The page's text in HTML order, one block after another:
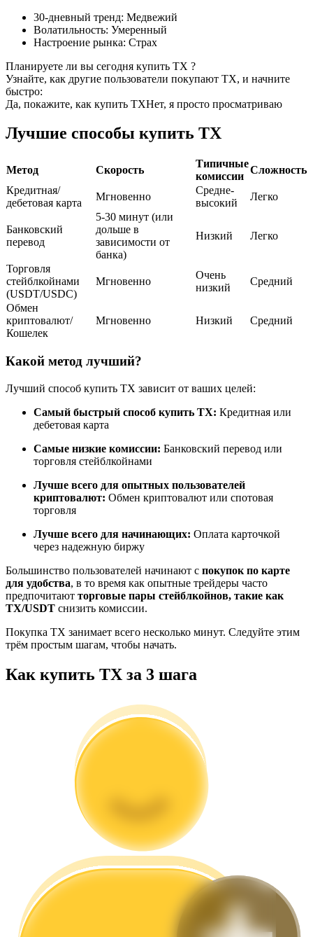
USDC фьючерсы
Фьючерсы с использованием USDC в качестве
обеспечения
Копирование торговли
Присоединяйтесь к лучшим трейдерам
Станьте копи-трейдером
Наслаждайтесь распределением прибыли и комиссиями
за копи-трейдинг
Информация
Анализ больших данных, включая торговую информацию
Руководство для начинающих по фьючерсам
30-дневный тренд: Медвежий
Волатильность: Умеренный
Настроение рынка: Страх
Планируете ли вы сегодня купить TX ?
Узнайте, как другие пользователи покупают TX, и начните
быстро:
Да, покажите, как купить TXНет, я просто просматриваю
Лучшие способы купить TX
Метод Скорость
Типичные
комиссии
Сложность
Кредитная/
дебетовая карта
Мгновенно
Средне-
высокий
Легко
Банковский
перевод
5-30 минут (или
дольше в
зависимости от
банка)
Низкий Легко
Торговля
стейблкойнами
(USDT/USDC)
Мгновенно
Очень
низкий
Средний
Обмен
криптовалют/
Кошелек
Мгновенно Низкий Средний
Какой метод лучший?
Лучший способ купить TX зависит от ваших целей:
Самый быстрый способ купить TX: Кредитная или
дебетовая карта
Самые низкие комиссии: Банковский перевод или
торговля стейблкойнами
Лучше всего для опытных пользователей
криптовалют: Обмен криптовалют или спотовая
торговля
Лучше всего для начинающих: Оплата карточкой
через надежную биржу
Большинство пользователей начинают с покупок по карте
для удобства, в то время как опытные трейдеры часто
предпочитают торговые пары стейблкойнов, такие как
TX/USDT снизить комиссии.
Покупка TX занимает всего несколько минут. Следуйте этим
трём простым шагам, чтобы начать.
Как купить TX за 3 шага